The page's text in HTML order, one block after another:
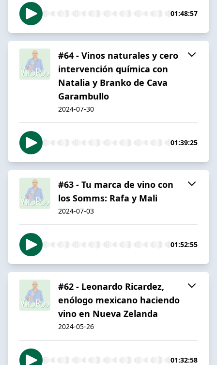
01:48:57
#64 - Vinos naturales y cero
intervención química con
Natalia y Branko de Cava
Garambullo
2024-07-30
01:39:25
#63 - Tu marca de vino con
los Somms: Rafa y Mali
2024-07-03
01:52:55
#62 - Leonardo Ricardez,
enólogo mexicano haciendo
vino en Nueva Zelanda
2024-05-26
01:32:58